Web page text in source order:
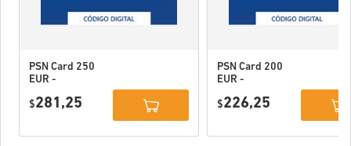
PSN Card 250
EUR -
Network
$281,25
PSN Card 200
EUR -
Network
$226,25